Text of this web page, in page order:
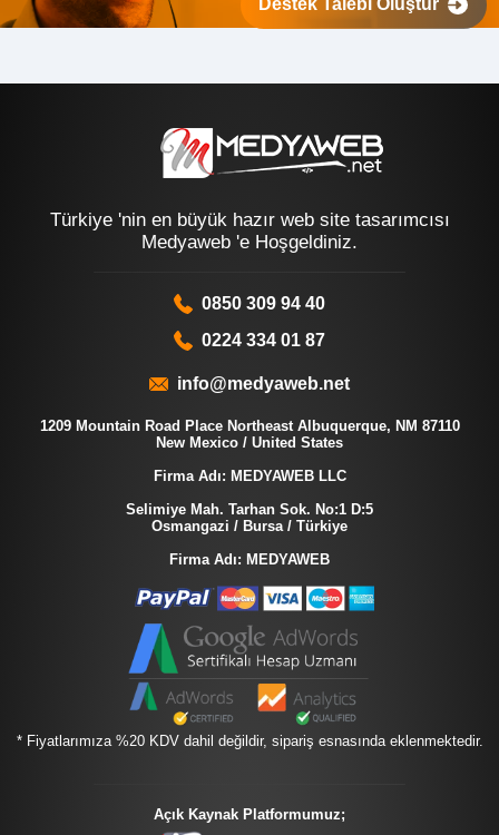
Destek Talebi Oluştur
Türkiye 'nin en büyük hazır web site tasarımcısı
Medyaweb 'e Hoşgeldiniz.
0850 309 94 40
0224 334 01 87
info@medyaweb.net
1209 Mountain Road Place Northeast Albuquerque, NM 87110
New Mexico / United States
Firma Adı: MEDYAWEB LLC
Selimiye Mah. Tarhan Sok. No:1 D:5
Osmangazi / Bursa / Türkiye
Firma Adı: MEDYAWEB
* Fiyatlarımıza %20 KDV dahil değildir, sipariş esnasında eklenmektedir.
Açık Kaynak Platformumuz;